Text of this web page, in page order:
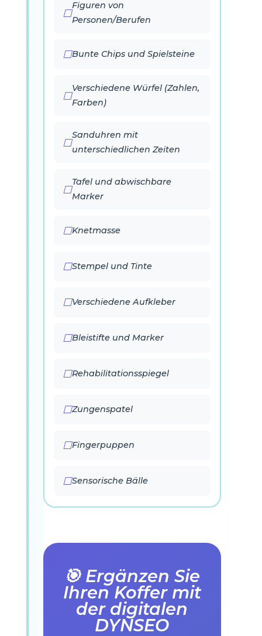
Figuren von
Personen/Berufen
Bunte Chips und Spielsteine
Verschiedene Würfel (Zahlen,
Farben)
Sanduhren mit
unterschiedlichen Zeiten
Tafel und abwischbare
Marker
Knetmasse
Stempel und Tinte
Verschiedene Aufkleber
Bleistifte und Marker
Rehabilitationsspiegel
Zungenspatel
Fingerpuppen
Sensorische Bälle
🎯 Ergänzen Sie
Ihren Koffer mit
der digitalen
DYNSEO